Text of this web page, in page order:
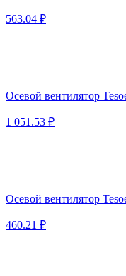
563.04 ₽
Осевой вентилятор
1 051.53 ₽
Осевой вентилятор
460.21 ₽